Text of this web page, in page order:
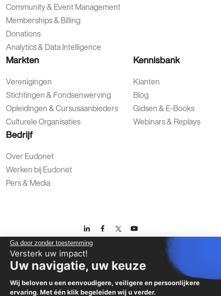
Community & Event Management
Memberships & Billing
Donations
Analytics & Data Intelligence
Markten
Verenigingen
Stichtingen & Fondsenwerving
Opleidingen & Cursusaanbieders
Culturele Organisaties
Kennisbank
Klanten
Blog
Gidsen & E-Books
Webinars & Replays
Bedrijf
Over Eudonet
Werken bij Eudonet
Pers & Media
PrivacybeleidWettelijke vermeldingen Gegevensbescherming
Ga door zonder toestemming
Versterk uw impact!
Uw navigatie, uw keuze
Wij beloven u een eenvoudigere, veiligere en persoonlijkere
ervaring. Met één klik begeleiden wij u verder.